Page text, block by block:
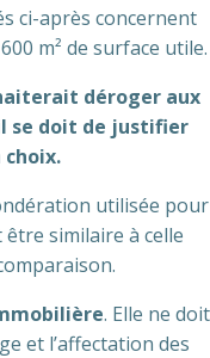
ci-après concernent
m² de surface utile.
déroger aux
se doit de justifier
utilisée pour
être similaire à celle
. Elle ne doit
et l’affectation des